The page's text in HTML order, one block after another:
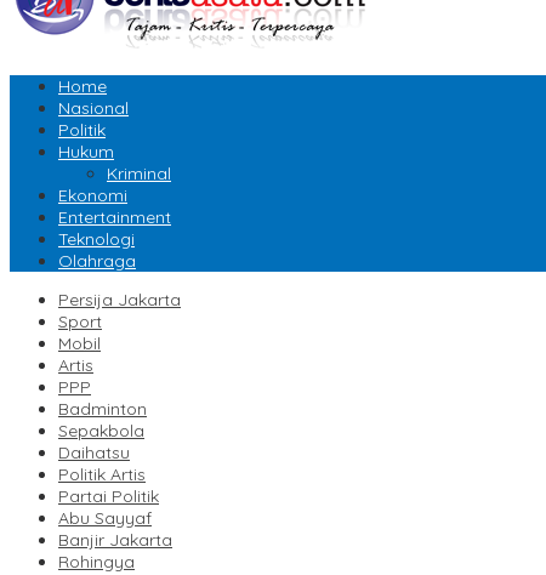
Home
Nasional
Politik
Hukum
Kriminal
Ekonomi
Entertainment
Teknologi
Olahraga
Persija Jakarta
Sport
Mobil
Artis
PPP
Badminton
Sepakbola
Daihatsu
Politik Artis
Partai Politik
Abu Sayyaf
Banjir Jakarta
Rohingya